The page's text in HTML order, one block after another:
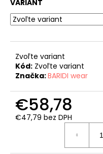
VARIANT
Zvoľte variant
Kód: Zvoľte variant
Značka:BARIDI wear
€58,78
€47,79 bez DPH